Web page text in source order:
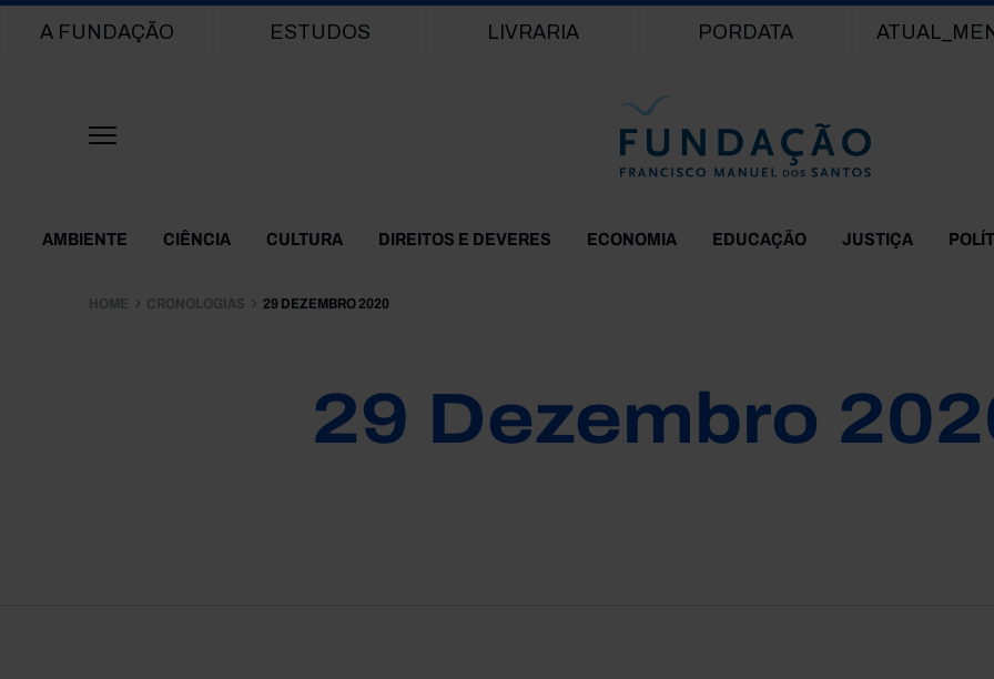
Main navigation
A FUNDAÇÃO ESTUDOS LIVRARIA PORDATA
Themes Menu
AMBIENTE CIÊNCIA CULTURA DIREITOS E DEVERES ECONOMIA EDUCAÇÃO JUSTIÇA
HOME CRONOLOGIAS 29 DEZEMBRO 2020
29 Dezembro